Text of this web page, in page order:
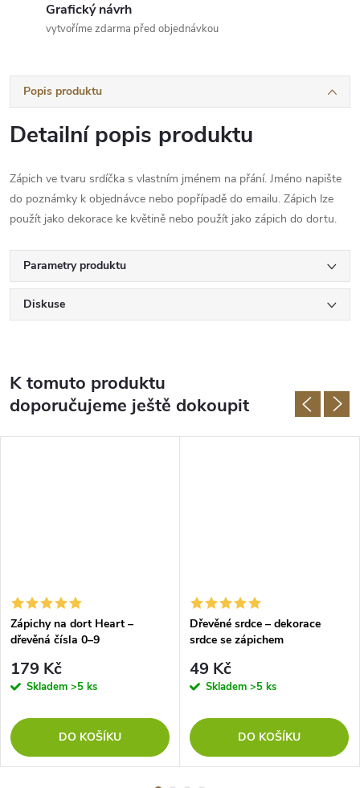
Grafický návrh
vytvoříme zdarma před objednávkou
Popis produktu
Detailní popis produktu
Zápich ve tvaru srdíčka s vlastním jménem na přání. Jméno napište
do poznámky k objednávce nebo popřípadě do emailu. Zápich lze
použít jako dekorace ke květině nebo použít jako zápich do dortu.
Parametry produktu
Diskuse
K tomuto produktu
doporučujeme ještě dokoupit
Zápichy na dort Heart –
dřevěná čísla 0–9
179 Kč
Skladem >5 ks
DO KOŠÍKU
Dřevěné srdce – dekorace
srdce se zápichem
49 Kč
Skladem >5 ks
DO KOŠÍKU